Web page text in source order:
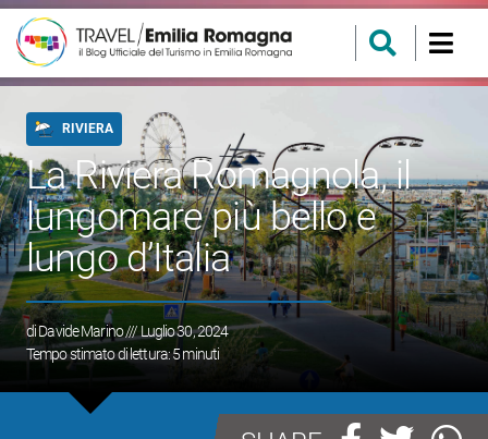
RIVIERA
La Riviera Romagnola, il
lungomare più bello e
lungo d’Italia
diDavide Marino/// Luglio 30, 2024
Tempo stimato di lettura:5minuti